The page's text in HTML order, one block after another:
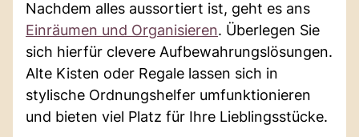
Nachdem alles aussortiert ist, geht es ans
Einräumen und Organisieren. Überlegen Sie
sich hierfür clevere Aufbewahrungslösungen.
Alte Kisten oder Regale lassen sich in
stylische Ordnungshelfer umfunktionieren
und bieten viel Platz für Ihre Lieblingsstücke.